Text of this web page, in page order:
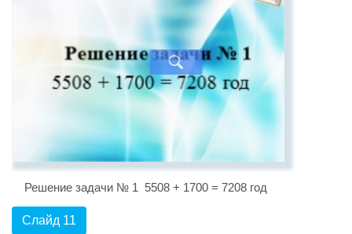
Решение задачи № 1 5508 + 1700 = 7208 год
Слайд 11